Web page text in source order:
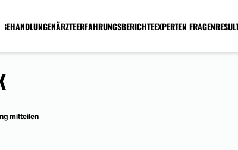
BEHANDLUNGENÄRZTEERFAHRUNGSBERICHTEEXPERTEN FRAGEN
mitteilen